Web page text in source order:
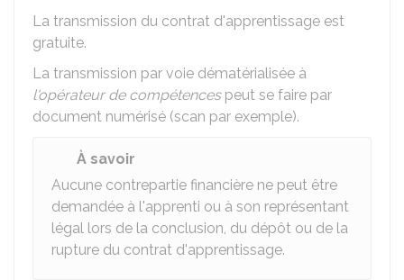
La transmission du contrat d'apprentissage est
gratuite.
La transmission par voie dématérialisée à
l'opérateur de compétencespeut se faire par
document numérisé (scan par exemple).
À savoir
Aucune contrepartie financière ne peut être
demandée à l'apprenti ou à son représentant
légal lors de la conclusion, du dépôt ou de la
rupture du contrat d'apprentissage.